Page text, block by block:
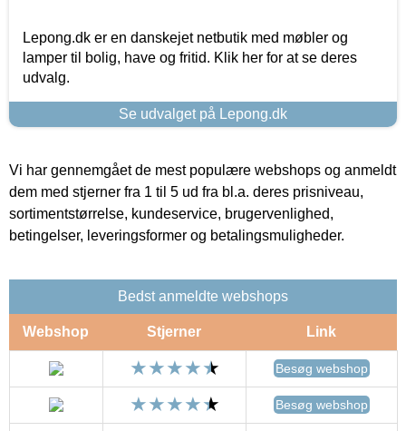
Lepong.dk er en danskejet netbutik med møbler og
lamper til bolig, have og fritid. Klik her for at se deres
udvalg.
Se udvalget på Lepong.dk
Vi har gennemgået de mest populære webshops og anmeldt
dem med stjerner fra 1 til 5 ud fra bl.a. deres prisniveau,
sortimentstørrelse, kundeservice, brugervenlighed,
betingelser, leveringsformer og betalingsmuligheder.
Bedst anmeldte webshops
Webshop Stjerner Link
Besøg webshop
Besøg webshop